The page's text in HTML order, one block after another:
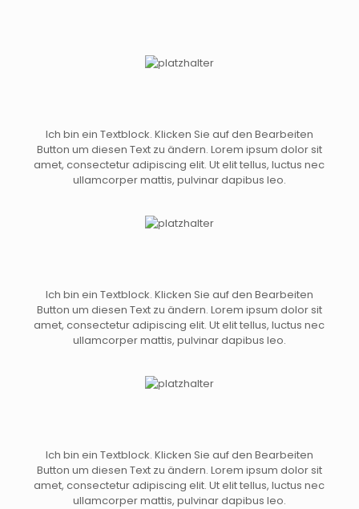
Ich bin ein Textblock. Klicken Sie auf den Bearbeiten
Button um diesen Text zu ändern. Lorem ipsum dolor sit
amet, consectetur adipiscing elit. Ut elit tellus, luctus nec
ullamcorper mattis, pulvinar dapibus leo.
Ich bin ein Textblock. Klicken Sie auf den Bearbeiten
Button um diesen Text zu ändern. Lorem ipsum dolor sit
amet, consectetur adipiscing elit. Ut elit tellus, luctus nec
ullamcorper mattis, pulvinar dapibus leo.
Ich bin ein Textblock. Klicken Sie auf den Bearbeiten
Button um diesen Text zu ändern. Lorem ipsum dolor sit
amet, consectetur adipiscing elit. Ut elit tellus, luctus nec
ullamcorper mattis, pulvinar dapibus leo.